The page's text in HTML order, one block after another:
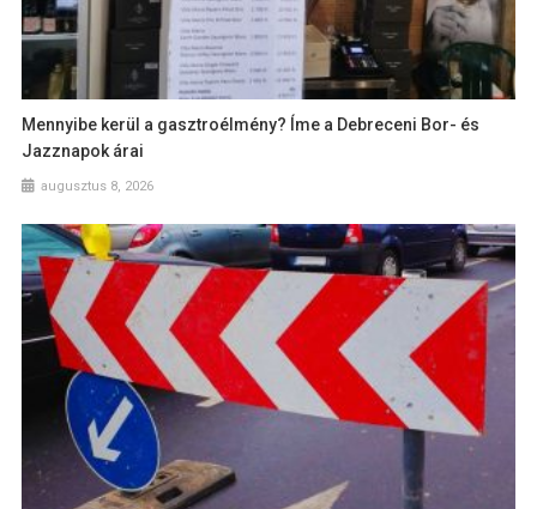
Mennyibe kerül a gasztroélmény? Íme a Debreceni Bor- és
Jazznapok árai
augusztus 8, 2026